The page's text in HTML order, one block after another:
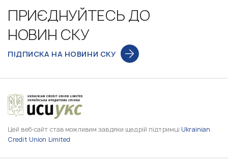
ПРИЄДНУЙТЕСЬ ДО
НОВИН СКУ
ПІДПИСКА НА НОВИНИ СКУ
Цей веб-сайт став можливим завдяки щедрій підтримці Ukrainian
Credit Union Limited